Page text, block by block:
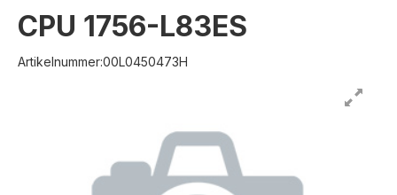
CPU 1756-L83ES
Artikelnummer:00L0450473H